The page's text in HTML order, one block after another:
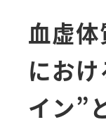
血虚
にお
イン”